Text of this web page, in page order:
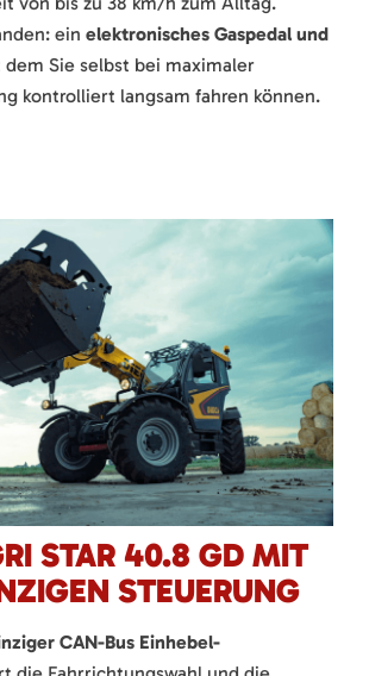
ein elektronisches Gaspedal und
dem Sie selbst bei maximaler
kontrolliert langsam fahren können.
STAR 40.8 GD MIT
STEUERUNG
CAN-Bus Einhebel-